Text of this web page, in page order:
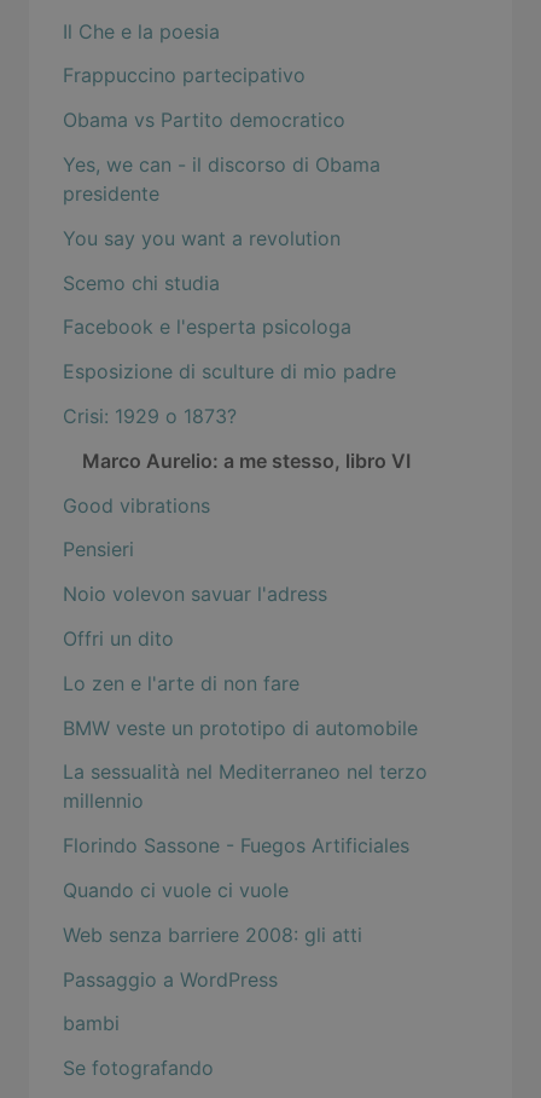
Il Che e la poesia
Frappuccino partecipativo
Obama vs Partito democratico
Yes, we can - il discorso di Obama
presidente
You say you want a revolution
Scemo chi studia
Facebook e l'esperta psicologa
Esposizione di sculture di mio padre
Crisi: 1929 o 1873?
Marco Aurelio: a me stesso, libro VI
Good vibrations
Pensieri
Noio volevon savuar l'adress
Offri un dito
Lo zen e l'arte di non fare
BMW veste un prototipo di automobile
La sessualità nel Mediterraneo nel terzo
millennio
Florindo Sassone - Fuegos Artificiales
Quando ci vuole ci vuole
Web senza barriere 2008: gli atti
Passaggio a WordPress
bambi
Se fotografando